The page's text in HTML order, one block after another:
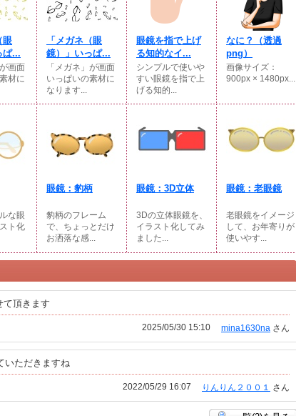
眼
ぱ...
画面
材に
「メガネ（眼
鏡）」いっぱ...
「メガネ」が画面
いっぱいの素材に
なります...
眼鏡を指で上げ
る知的なイ...
シンプルで使いや
すい眼鏡を指で上
げる知的...
なに？（透過
png）
画像サイズ：
900px × 1480px...
な眼
ト化
眼鏡：豹柄
豹柄のフレーム
で、ちょっとだけ
お洒落な感...
眼鏡：3D立体
3Dの立体眼鏡を、
イラスト化してみ
ました...
眼鏡：老眼鏡
老眼鏡をイメージ
して、お年寄りが
使いやす...
て頂きます
mina1630na さん
2025/05/30 15:10
いただきますね
りんりん２００１ さん
2022/05/29 16:07